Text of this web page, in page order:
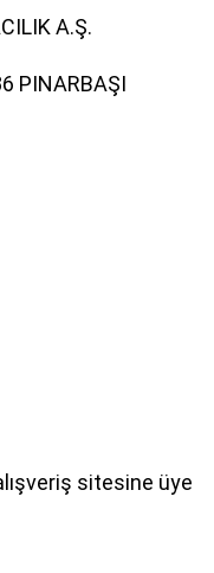
A.Ş.
PINARBAŞI
sitesine üye